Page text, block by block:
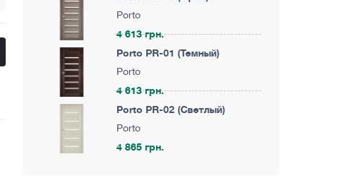
Porto
4 613 грн.
Porto PR-01 (Темный)
Porto
4 613 грн.
Porto PR-02 (Светлый)
Porto
4 865 грн.